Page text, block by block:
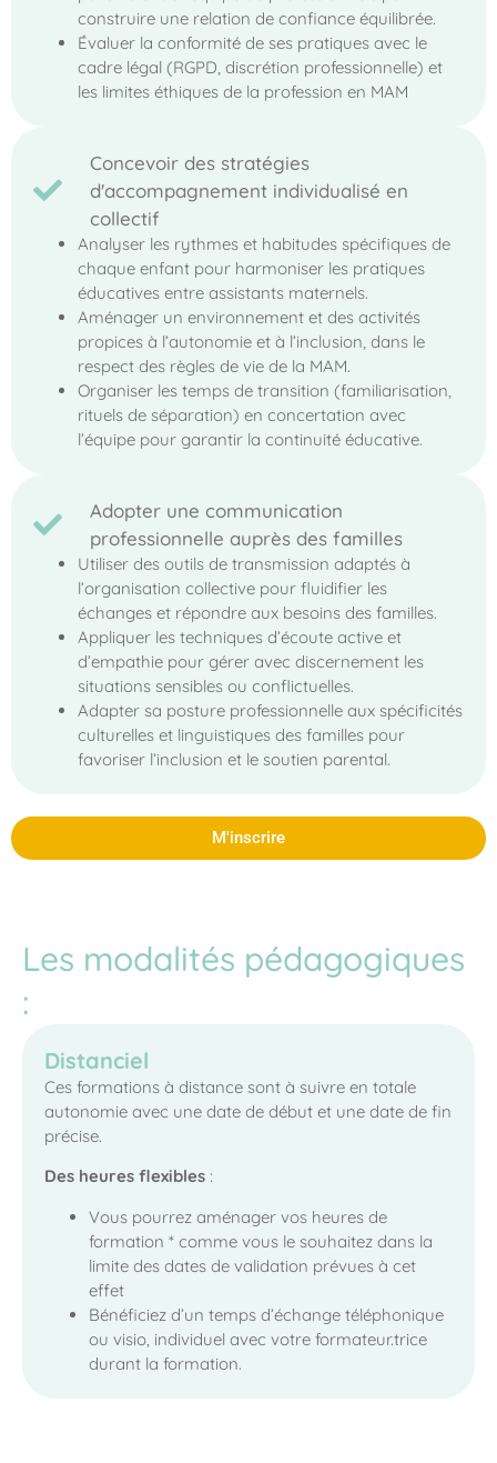
construire une relation de confiance équilibrée.
Évaluer la conformité de ses pratiques avec le
cadre légal (RGPD, discrétion professionnelle) et
les limites éthiques de la profession en MAM
Concevoir des stratégies
d'accompagnement individualisé en
collectif
Analyser les rythmes et habitudes spécifiques de
chaque enfant pour harmoniser les pratiques
éducatives entre assistants maternels.
Aménager un environnement et des activités
propices à l’autonomie et à l’inclusion, dans le
respect des règles de vie de la MAM.
Organiser les temps de transition (familiarisation,
rituels de séparation) en concertation avec
l’équipe pour garantir la continuité éducative.
Adopter une communication
professionnelle auprès des familles
Utiliser des outils de transmission adaptés à
l’organisation collective pour fluidifier les
échanges et répondre aux besoins des familles.
Appliquer les techniques d’écoute active et
d’empathie pour gérer avec discernement les
situations sensibles ou conflictuelles.
Adapter sa posture professionnelle aux spécificités
culturelles et linguistiques des familles pour
favoriser l’inclusion et le soutien parental.
M'inscrire
Les modalités pédagogiques
:
Distanciel
Ces formations à distance sont à suivre en totale
autonomie avec une date de début et une date de fin
précise.
Des heures flexibles :
Vous pourrez aménager vos heures de
formation * comme vous le souhaitez dans la
limite des dates de validation prévues à cet
effet
Bénéficiez d’un temps d’échange téléphonique
ou visio, individuel avec votre formateur.trice
durant la formation.